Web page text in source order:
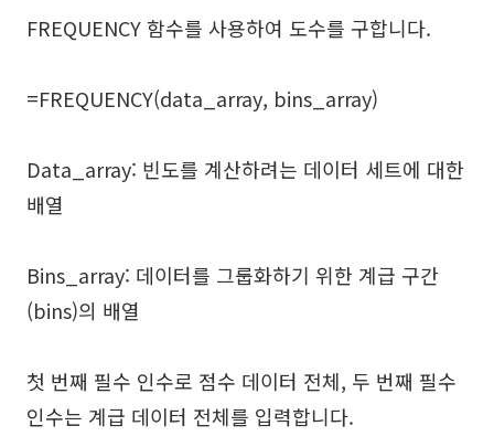
FREQUENCY 함수를 사용하여 도수를 구합니다.
=FREQUENCY(data_array, bins_array)
Data_array: 빈도를 계산하려는 데이터 세트에 대한
배열
Bins_array: 데이터를 그룹화하기 위한 계급 구간
(bins)의 배열
첫 번째 필수 인수로 점수 데이터 전체, 두 번째 필수
인수는 계급 데이터 전체를 입력합니다.